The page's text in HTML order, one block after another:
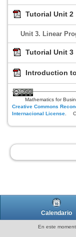
Tutorial Unit 2
Unit 3. Linear
Tutorial Unit 3
Introduction
Mathematics for
Creative Commons
Internacional License
Calendario
En este